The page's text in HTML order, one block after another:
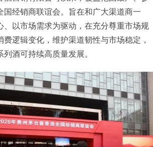
国经销商联谊会。旨在和广大渠道商一
、以市场需求为驱动，在充分尊重市场规
逻辑变化，维护渠道韧性与市场稳定，
酒可持续高质量发展。